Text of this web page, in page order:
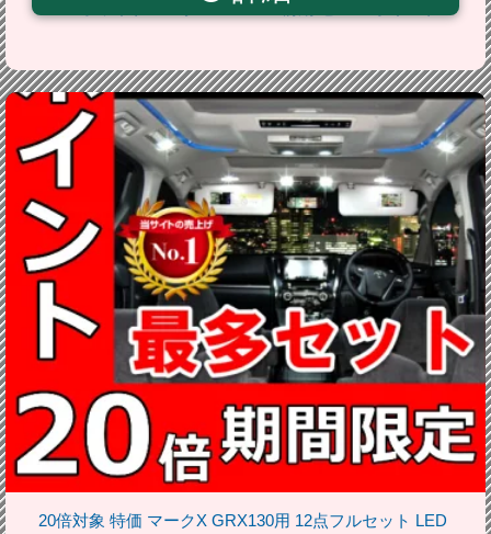
SMD ホワイト マークX GRX120 前期 セール ポイント
20倍対象 特価 マークX GRX130用 12点フルセット LED